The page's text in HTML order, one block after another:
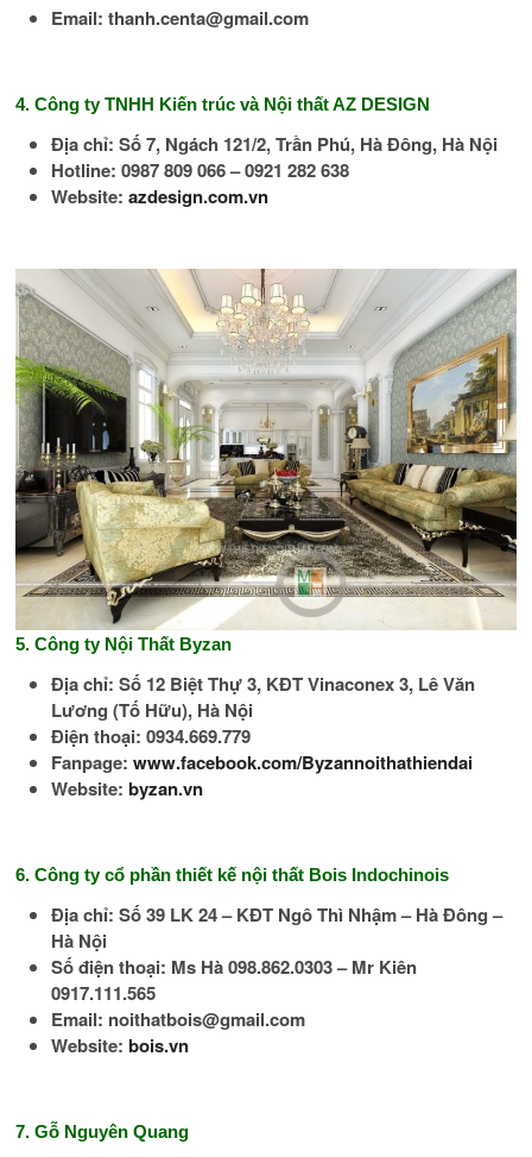
Email: thanh.centa@gmail.com
4. Công ty TNHH Kiến trúc và Nội thất AZ DESIGN
Địa chỉ: Số 7, Ngách 121/2, Trần Phú, Hà Đông, Hà Nội
Hotline: 0987 809 066 – 0921 282 638
Website:azdesign.com.vn
5. Công ty Nội Thất Byzan
Địa chỉ: Số 12 Biệt Thự 3, KĐT Vinaconex 3, Lê Văn
Lương (Tố Hữu), Hà Nội
Điện thoại: 0934.669.779
Fanpage:www.facebook.com/Byzannoithathiendai
Website:byzan.vn
6. Công ty cổ phần thiết kế nội thất Bois Indochinois
Địa chỉ: Số 39 LK 24 – KĐT Ngô Thì Nhậm – Hà Đông –
Hà Nội
Số điện thoại: Ms Hà 098.862.0303 – Mr Kiên
0917.111.565
Email: noithatbois@gmail.com
Website:bois.vn
7. Gỗ Nguyên Quang